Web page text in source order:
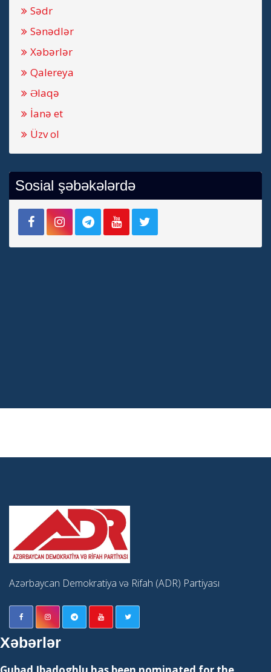
Sədr
Sənədlər
Xəbərlər
Qalereya
Əlaqə
İanə et
Üzv ol
Sosial şəbəkələrdə
Azərbaycan Demokratiya və Rifah (ADR) Partiyası
Xəbərlər